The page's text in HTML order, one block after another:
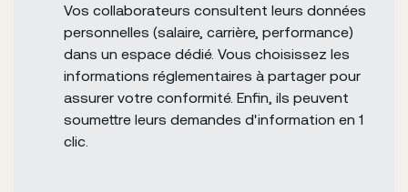
Vos collaborateurs consultent leurs données
personnelles (salaire, carrière, performance)
dans un espace dédié. Vous choisissez les
informations réglementaires à partager pour
assurer votre conformité. Enfin, ils peuvent
soumettre leurs demandes d'information en 1
clic.